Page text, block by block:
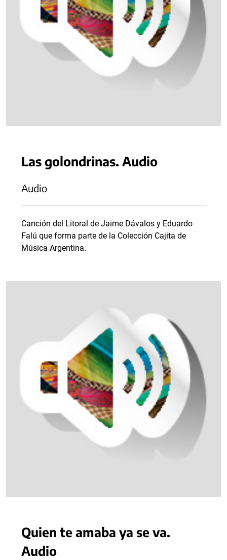
Las golondrinas. Audio
Audio
Canción del Litoral de Jaime Dávalos y Eduardo
Falú que forma parte de la Colección Cajita de
Música Argentina.
Quien te amaba ya se va.
Audio